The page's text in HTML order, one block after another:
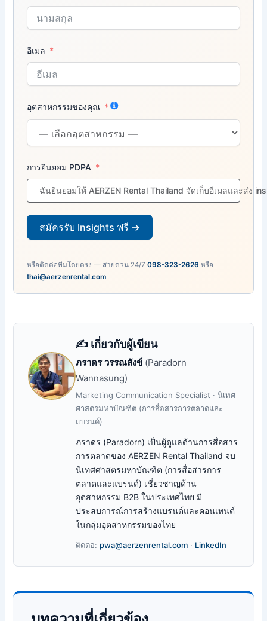
อีเมล
อุตสาหกรรมของคุณ
การยินยอม PDPA
ฉันยินยอมให้ AERZEN Rental Thailand จัดเก็บอีเมลและส่ง
สมัครรับ Insights ฟรี →
หรือติดต่อทีมโดยตรง — สายด่วน 24/7098-323-2626 หรือ
thai@aerzenrental.com
✍️ เกี่ยวกับผู้เขียน
ภราดร วรรณสังข์ (Paradorn
Wannasung)
Marketing Communication Specialist · นิเทศ
ศาสตรมหาบัณฑิต (การสื่อสารการตลาดและ
แบรนด์)
ภราดร (Paradorn) เป็นผู้ดูแลด้านการสื่อสาร
การตลาดของ AERZEN Rental Thailand จบ
นิเทศศาสตรมหาบัณฑิต (การสื่อสารการ
ตลาดและแบรนด์) เชี่ยวชาญด้าน
อุตสาหกรรม B2B ในประเทศไทย มี
ประสบการณ์การสร้างแบรนด์และคอนเทนต์
ในกลุ่มอุตสาหกรรมของไทย
ติดต่อ: pwa@aerzenrental.com · LinkedIn